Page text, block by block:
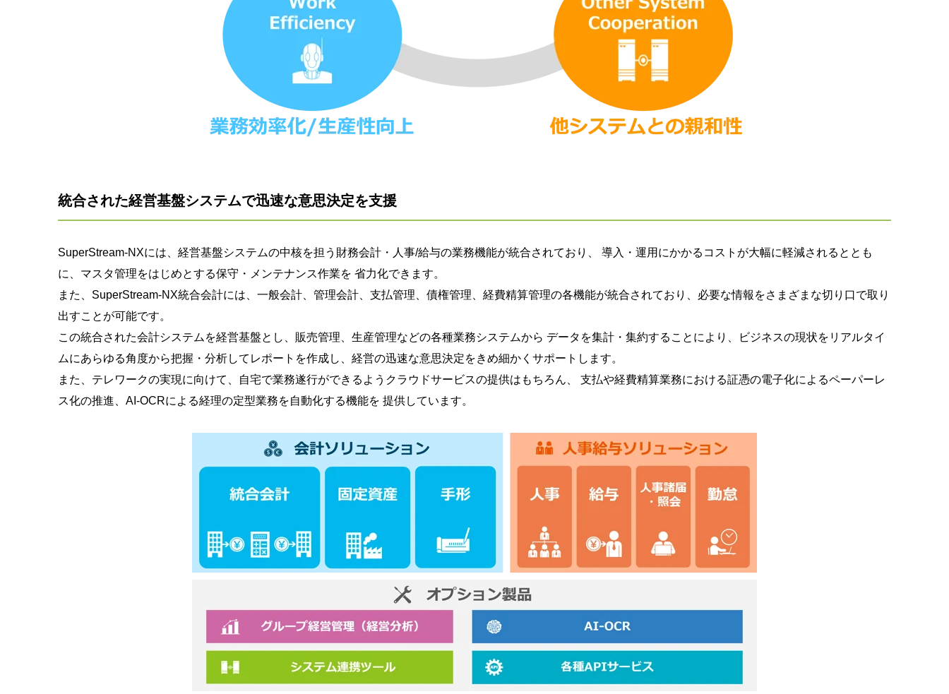
統合された経営基盤システムで迅速な意思決定を支援
SuperStream-NXには、経営基盤システムの中核を担う財務会計・人事/給与の業務機能が統合されており、 導入・運用にかかるコストが大幅に軽減されるととも
に、マスタ管理をはじめとする保守・メンテナンス作業を 省力化できます。
また、SuperStream-NX統合会計には、一般会計、管理会計、支払管理、債権管理、経費精算管理の各機能が統合されており、必要な情報をさまざまな切り口で取り
出すことが可能です。
この統合された会計システムを経営基盤とし、販売管理、生産管理などの各種業務システムから データを集計・集約することにより、ビジネスの現状をリアルタイ
ムにあらゆる角度から把握・分析してレポートを作成し、経営の迅速な意思決定をきめ細かくサポートします。
また、テレワークの実現に向けて、自宅で業務遂行ができるようクラウドサービスの提供はもちろん、 支払や経費精算業務における証憑の電子化によるペーパーレ
ス化の推進、AI-OCRによる経理の定型業務を自動化する機能を 提供しています。